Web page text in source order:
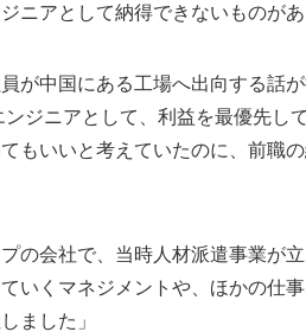
ニアとして納得できないものがあ
が中国にある工場へ出向する話
ジニアとして、利益を最優先し
もいいと考えていたのに、前職
の会社で、当時人材派遣事業が
いくマネジメントや、ほかの仕
ました」